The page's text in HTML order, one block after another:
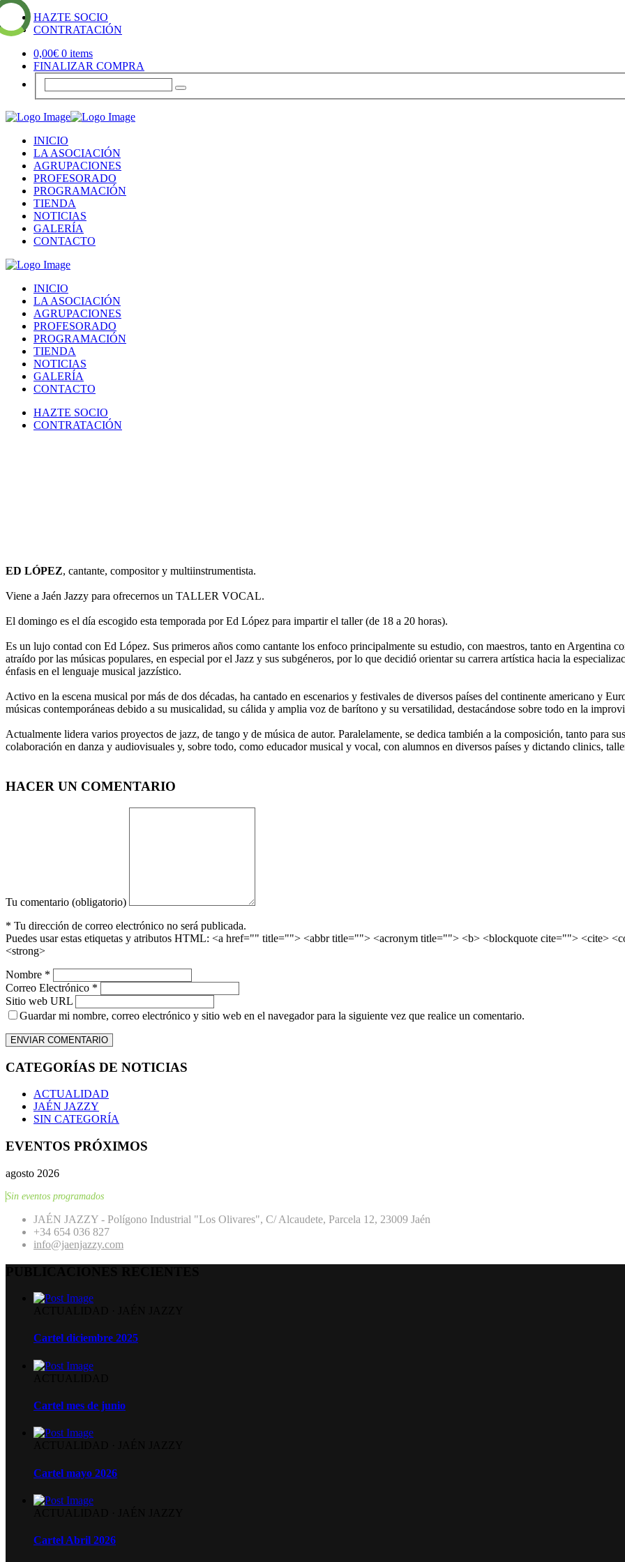
HAZTE SOCIO
CONTRATACIÓN
0,00€ 0 items
FINALIZAR COMPRA
INICIO
LA ASOCIACIÓN
AGRUPACIONES
PROFESORADO
PROGRAMACIÓN
TIENDA
NOTICIAS
GALERÍA
CONTACTO
INICIO
LA ASOCIACIÓN
AGRUPACIONES
PROFESORADO
PROGRAMACIÓN
TIENDA
NOTICIAS
GALERÍA
CONTACTO
HAZTE SOCIO
CONTRATACIÓN
ED LÓPEZ, cantante, compositor y multiinstrumentista.
Viene a Jaén Jazzy para ofrecernos un TALLER VOCAL.
El domingo es el día escogido esta temporada por Ed López para impartir el taller (de 18 a 20 horas).
Es un lujo contad con Ed López. Sus primeros años como cantante los enfoco principalmente su estudio, con maestros, tanto en Argentina
atraído por las músicas populares, en especial por el Jazz y sus subgéneros, por lo que decidió orientar su carrera artística hacia la
énfasis en el lenguaje musical jazzístico.
Activo en la escena musical por más de dos décadas, ha cantado en escenarios y festivales de diversos países del continente americano y
músicas contemporáneas debido a su musicalidad, su cálida y amplia voz de barítono y su versatilidad, destacándose sobre todo en la
Actualmente lidera varios proyectos de jazz, de tango y de música de autor. Paralelamente, se dedica también a la composición, tanto para
colaboración en danza y audiovisuales y, sobre todo, como educador musical y vocal, con alumnos en diversos países y dictando clinics,
HACER UN COMENTARIO
Tu comentario (obligatorio)
* Tu dirección de correo electrónico no será publicada.
Puedes usar estas etiquetas y atributos HTML: <a href="" title=""> <abbr title=""> <acronym title=""> <b> <blockquote cite=""> <cite>
<strong>
Nombre *
Correo Electrónico *
Sitio web URL
Guardar mi nombre, correo electrónico y sitio web en el navegador para la siguiente vez que realice un comentario.
CATEGORÍAS DE NOTICIAS
ACTUALIDAD
JAÉN JAZZY
SIN CATEGORÍA
EVENTOS PRÓXIMOS
agosto 2026
Sin eventos programados
JAÉN JAZZY - Polígono Industrial "Los Olivares", C/ Alcaudete, Parcela 12, 23009 Jaén
+34 654 036 827
info@jaenjazzy.com
Cartel diciembre 2025
Cartel mes de junio
Cartel mayo 2026
Cartel Abril 2026